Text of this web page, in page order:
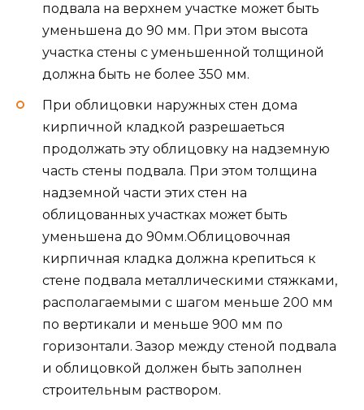
подвала на верхнем участке может быть
уменьшена до 90 мм. При этом высота
участка стены с уменьшенной толщиной
должна быть не более 350 мм.
При облицовки наружных стен дома
кирпичной кладкой разрешаеться
продолжать эту облицовку на надземную
часть стены подвала. При этом толщина
надземной части этих стен на
облицованных участках может быть
уменьшена до 90мм.Облицовочная
кирпичная кладка должна крепиться к
стене подвала металлическими стяжками,
располагаемыми с шагом меньше 200 мм
по вертикали и меньше 900 мм по
горизонтали. Зазор между стеной подвала
и облицовкой должен быть заполнен
строительным раствором.